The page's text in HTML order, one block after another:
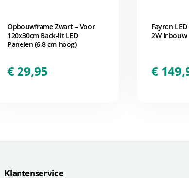
Opbouwframe Zwart – Voor
120x30cm Back-lit LED
Panelen (6,8 cm hoog)
€ 29,95
Fayron
2W Inbouw
€
Klantenservice